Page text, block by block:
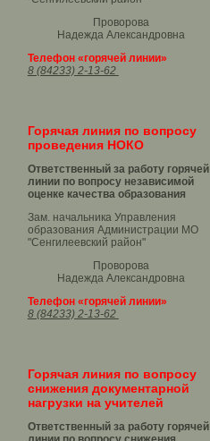
Проворова
Надежда Александровна
Телефон «горячей линии»
8 (84233) 2-13-62
Горячая линия по вопросу
проведения НОКО
Ответственный за работу горячей
линии по вопросу независимой
оценке качества образования
Зам. начальника Управления
образования Администрации МО
"Сенгилеевский район"
Проворова
Надежда Александровна
Телефон «горячей линии»
8 (84233) 2-13-62
Горячая линия по вопросу
снижения документарной
нагрузки на учителей
Ответственный за работу горячей